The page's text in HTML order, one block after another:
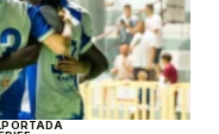
PORTADA